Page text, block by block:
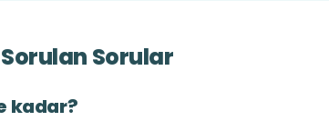
Sorular
kadar?